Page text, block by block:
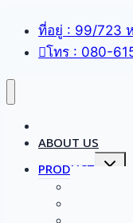
ที่อยู่ : 99/723
โทร : 080-
ABOUT US
PRODUCT
Toggle